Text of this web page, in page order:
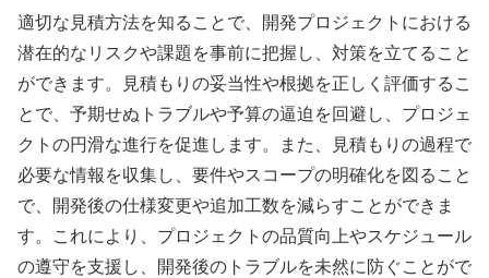
適切な見積方法を知ることで、開発プロジェクトにおける
潜在的なリスクや課題を事前に把握し、対策を立てること
ができます。見積もりの妥当性や根拠を正しく評価するこ
とで、予期せぬトラブルや予算の逼迫を回避し、プロジェ
クトの円滑な進行を促進します。また、見積もりの過程で
必要な情報を収集し、要件やスコープの明確化を図ること
で、開発後の仕様変更や追加工数を減らすことができま
す。これにより、プロジェクトの品質向上やスケジュール
の遵守を支援し、開発後のトラブルを未然に防ぐことがで